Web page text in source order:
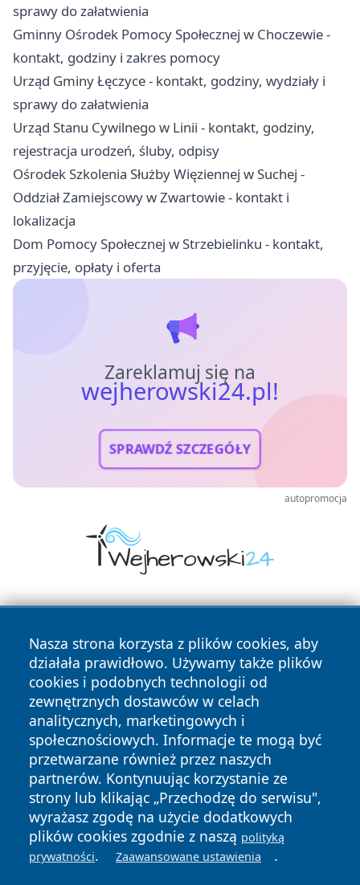
sprawy do załatwienia
Gminny Ośrodek Pomocy Społecznej w Choczewie -
kontakt, godziny i zakres pomocy
Urząd Gminy Łęczyce - kontakt, godziny, wydziały i
sprawy do załatwienia
Urząd Stanu Cywilnego w Linii - kontakt, godziny,
rejestracja urodzeń, śluby, odpisy
Ośrodek Szkolenia Służby Więziennej w Suchej -
Oddział Zamiejscowy w Zwartowie - kontakt i
lokalizacja
Dom Pomocy Społecznej w Strzebielinku - kontakt,
przyjęcie, opłaty i oferta
Zareklamuj się na
wejherowski24.pl!
SPRAWDŹ SZCZEGÓŁY
autopromocja
Nasza strona korzysta z plików cookies, aby
działała prawidłowo. Używamy także plików
cookies i podobnych technologii od
zewnętrznych dostawców w celach
analitycznych, marketingowych i
społecznościowych. Informacje te mogą być
przetwarzane również przez naszych
partnerów. Kontynuując korzystanie ze
strony lub klikając „Przechodzę do serwisu",
wyrażasz zgodę na użycie dodatkowych
plików cookies zgodnie z naszą polityką
prywatności. Zaawansowane ustawienia .
Copyright © 2026 wejherowski24.pl Wszystkie prawa
zastrzeżone.
News Autorzy
Polityka
Prywatności
Polityka
Cookies